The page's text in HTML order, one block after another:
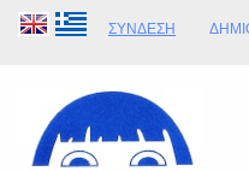
ΣΎΝΔΕΣΗ
ΩΡΆΡΙΟ